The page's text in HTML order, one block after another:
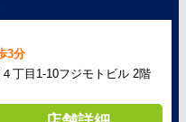
3分
丁目1-10フジモトビル 2階